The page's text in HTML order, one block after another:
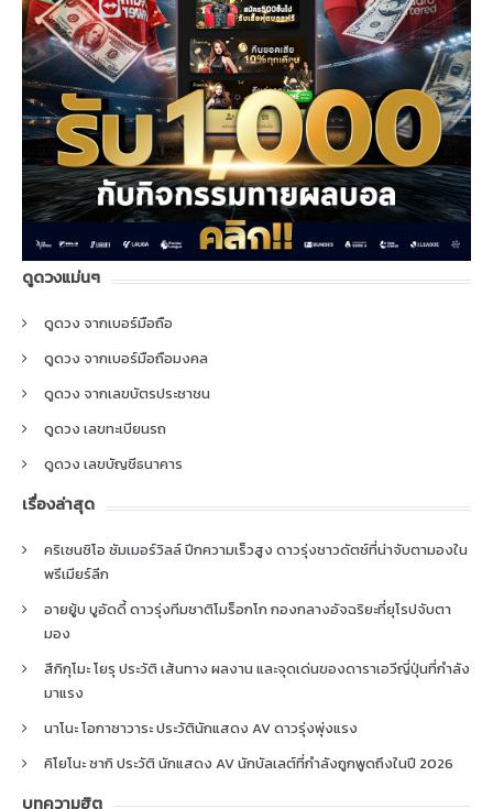
ดูดวงแม่นๆ
ดูดวง จากเบอร์มือถือ
ดูดวง จากเบอร์มือถือมงคล
ดูดวง จากเลขบัตรประชาชน
ดูดวง เลขทะเบียนรถ
ดูดวง เลขบัญชีธนาคาร
เรื่องล่าสุด
คริเซนซิโอ ซัมเมอร์วิลล์ ปีกความเร็วสูง ดาวรุ่งชาวดัตช์ที่น่าจับตามองใน
พรีเมียร์ลีก
อายยู้บ บูอัดดี้ ดาวรุ่งทีมชาติโมร็อกโก กองกลางอัจฉริยะที่ยุโรปจับตา
มอง
สึกิกุโมะ โยรุ ประวัติ เส้นทาง ผลงาน และจุดเด่นของดาราเอวีญี่ปุ่นที่กำลัง
มาแรง
นาโนะ โอกาซาวาระ ประวัตินักแสดง AV ดาวรุ่งพุ่งแรง
คิโยโนะ ซากิ ประวัติ นักแสดง AV นักบัลเลต์ที่กำลังถูกพูดถึงในปี 2026
บทความฮิต